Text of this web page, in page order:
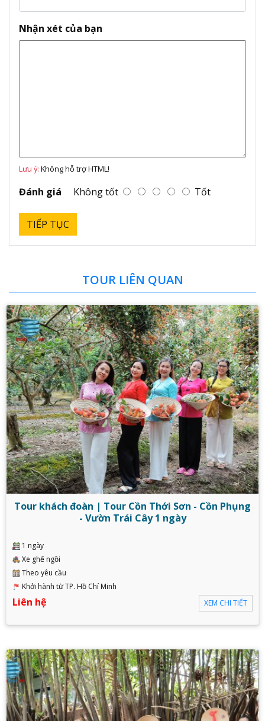
Nhận xét của bạn
Lưu ý: Không hỗ trợ HTML!
Đánh giá Không tốt Tốt
TIẾP TỤC
TOUR LIÊN QUAN
Tour khách đoàn | Tour Cồn Thới Sơn - Cồn Phụng
- Vườn Trái Cây 1 ngày
1 ngày
Xe ghế ngồi
Theo yêu cầu
Khởi hành từ TP. Hồ Chí Minh
Liên hệ XEM CHI TIẾT